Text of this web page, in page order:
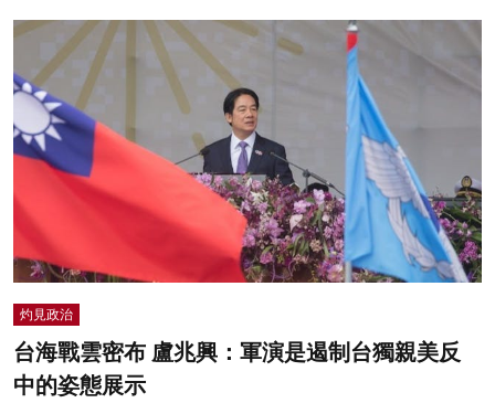
灼見政治
台海戰雲密布 盧兆興：軍演是遏制台獨親美反
中的姿態展示